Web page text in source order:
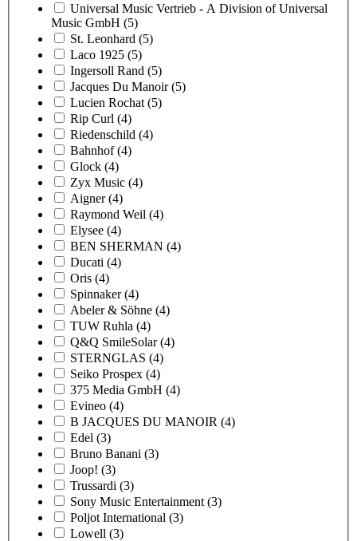
Universal Music Vertrieb - A Division of Universal
Music GmbH (5)
St. Leonhard (5)
Laco 1925 (5)
Ingersoll Rand (5)
Jacques Du Manoir (5)
Lucien Rochat (5)
Rip Curl (4)
Riedenschild (4)
Bahnhof (4)
Glock (4)
Zyx Music (4)
Aigner (4)
Raymond Weil (4)
Elysee (4)
BEN SHERMAN (4)
Ducati (4)
Oris (4)
Spinnaker (4)
Abeler & Söhne (4)
TUW Ruhla (4)
Q&Q SmileSolar (4)
STERNGLAS (4)
Seiko Prospex (4)
375 Media GmbH (4)
Evineo (4)
B JACQUES DU MANOIR (4)
Edel (3)
Bruno Banani (3)
Joop! (3)
Trussardi (3)
Sony Music Entertainment (3)
Poljot International (3)
Lowell (3)